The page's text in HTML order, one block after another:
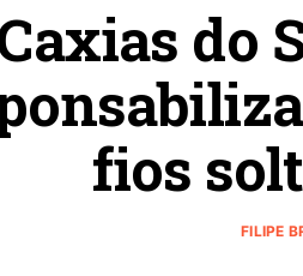
do
fios
FILIPE